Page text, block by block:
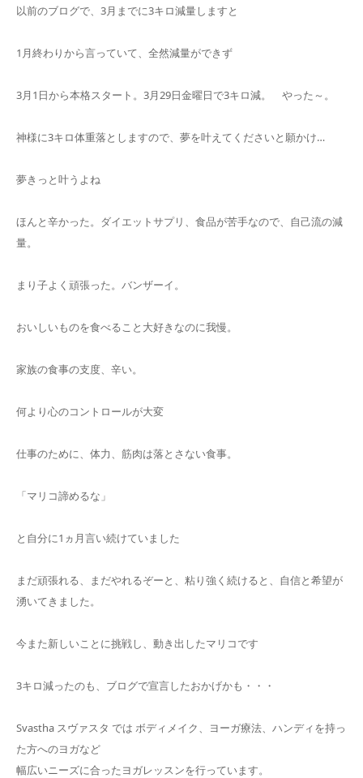
以前のブログで、3月までに3キロ減量しますと
1月終わりから言っていて、全然減量ができず
3月1日から本格スタート。3月29日金曜日で3キロ減。 やった～。
神様に3キロ体重落としますので、夢を叶えてくださいと願かけ…
夢きっと叶うよね
ほんと辛かった。ダイエットサプリ、食品が苦手なので、自己流の減
量。
まり子よく頑張った。バンザーイ。
おいしいものを食べること大好きなのに我慢。
家族の食事の支度、辛い。
何より心のコントロールが大変
仕事のために、体力、筋肉は落とさない食事。
「マリコ諦めるな」
と自分に1ヵ月言い続けていました
まだ頑張れる、まだやれるぞーと、粘り強く続けると、自信と希望が
湧いてきました。
今また新しいことに挑戦し、動き出したマリコです
3キロ減ったのも、ブログで宣言したおかげかも・・・
Svastha スヴァスタ では ボディメイク、ヨーガ療法、ハンディを持っ
た方へのヨガなど
幅広いニーズに合ったヨガレッスンを行っています。